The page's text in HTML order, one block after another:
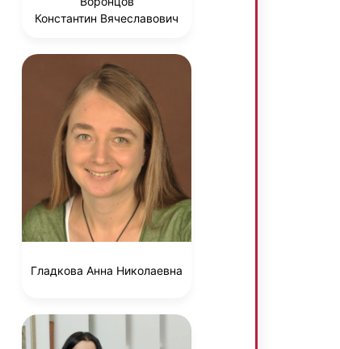
Константин Вячеславович
Гладкова Анна Николаевна